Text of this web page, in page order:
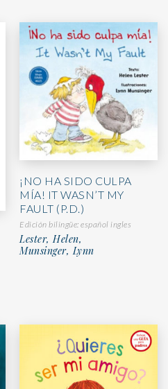
¡NO HA SIDO CULPA
MÍA! IT WASN’T MY
FAULT (P.D.)
Edición bilingüe: español ingles
Lester, Helen,
Munsinger, Lynn